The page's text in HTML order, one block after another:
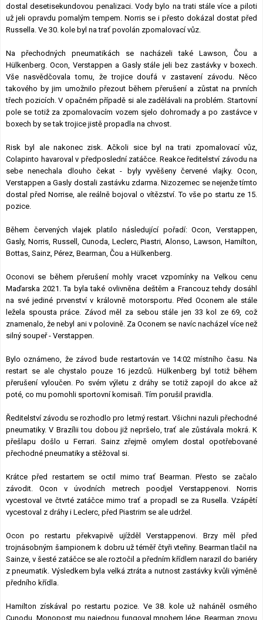
dostal desetisekundovou penalizaci. Vody bylo na trati stále více a piloti
už jeli opravdu pomalým tempem. Norris se i přesto dokázal dostat před
Russella. Ve 30. kole byl na trať povolán zpomalovací vůz.
Na přechodných pneumatikách se nacházeli také Lawson, Čou a
Hülkenberg. Ocon, Verstappen a Gasly stále jeli bez zastávky v boxech.
Vše nasvědčovala tomu, že trojice doufá v zastavení závodu. Něco
takového by jim umožnilo přezout během přerušení a zůstat na prvních
třech pozicích. V opačném případě si ale zadělávali na problém. Startovní
pole se totiž za zpomalovacím vozem sjelo dohromady a po zastávce v
boxech by se tak trojice jistě propadla na chvost.
Risk byl ale nakonec zisk. Ačkoli sice byl na trati zpomalovací vůz,
Colapinto havaroval v předposlední zatáčce. Reakce ředitelství závodu na
sebe nenechala dlouho čekat - byly vyvěšeny červené vlajky. Ocon,
Verstappen a Gasly dostali zastávku zdarma. Nizozemec se nejenže tímto
dostal před Norrise, ale reálně bojoval o vítězství. To vše po startu ze 15.
pozice.
Během červených vlajek platilo následující pořadí: Ocon, Verstappen,
Gasly, Norris, Russell, Cunoda, Leclerc, Piastri, Alonso, Lawson, Hamilton,
Bottas, Sainz, Pérez, Bearman, Čou a Hülkenberg.
Oconovi se během přerušení mohly vracet vzpomínky na Velkou cenu
Maďarska 2021. Ta byla také ovlivněna deštěm a Francouz tehdy dosáhl
na své jediné prvenství v královně motorsportu. Před Oconem ale stále
ležela spousta práce. Závod měl za sebou stále jen 33 kol ze 69, což
znamenalo, že nebyl ani v polovině. Za Oconem se navíc nacházel více než
silný soupeř - Verstappen.
Bylo oznámeno, že závod bude restartován ve 14:02 místního času. Na
restart se ale chystalo pouze 16 jezdců. Hülkenberg byl totiž během
přerušení vyloučen. Po svém výletu z dráhy se totiž zapojil do akce až
poté, co mu pomohli sportovní komisaři. Tím porušil pravidla.
Ředitelství závodu se rozhodlo pro letmý restart. Všichni nazuli přechodné
pneumatiky. V Brazílii tou dobou již nepršelo, trať ale zůstávala mokrá. K
přešlapu došlo u Ferrari. Sainz zřejmě omylem dostal opotřebované
přechodné pneumatiky a stěžoval si.
Krátce před restartem se octil mimo trať Bearman. Přesto se začalo
závodit. Ocon v úvodních metrech poodjel Verstappenovi. Norris
vycestoval ve čtvrté zatáčce mimo trať a propadl se za Rusella. Vzápětí
vycestoval z dráhy i Leclerc, před Piastrim se ale udržel.
Ocon po restartu překvapivě ujížděl Verstappenovi. Brzy měl před
trojnásobným šampionem k dobru už téměř čtyři vteřiny. Bearman tlačil na
Sainze, v šesté zatáčce se ale roztočil a předním křídlem narazil do bariéry
z pneumatik. Výsledkem byla velká ztráta a nutnost zastávky kvůli výměně
předního křídla.
Hamilton získával po restartu pozice. Ve 38. kole už naháněl osmého
Cunodu. Monopost mu najednou fungoval mnohem lépe. Bearman znovu